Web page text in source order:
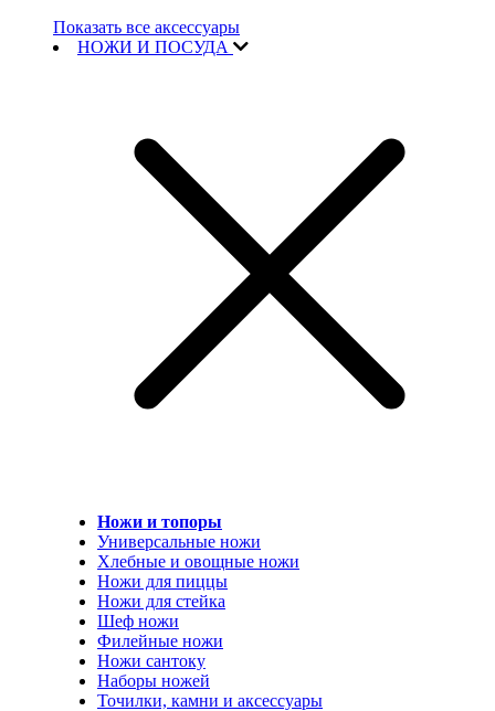
Показать все аксессуары
НОЖИ И ПОСУДА
Ножи и топоры
Универсальные ножи
Хлебные и овощные ножи
Ножи для пиццы
Ножи для стейка
Шеф ножи
Филейные ножи
Ножи сантоку
Наборы ножей
Точилки, камни и аксессуары